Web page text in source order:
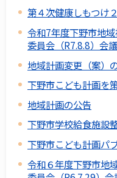
第４次健康しもつけ
令和7年度下野市地
委員会（R7.8.8）会
地域計画変更（案）
下野市こども計画を
地域計画の公告
下野市学校給食施設
下野市こども計画パ
令和６年度下野市地